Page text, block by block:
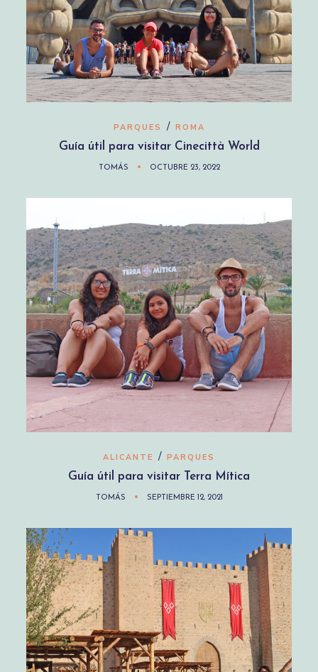
PARQUES / ROMA
Guía útil para visitar Cinecittà World
TOMÁS OCTUBRE 23, 2022
ALICANTE / PARQUES
Guía útil para visitar Terra Mítica
TOMÁS SEPTIEMBRE 12, 2021